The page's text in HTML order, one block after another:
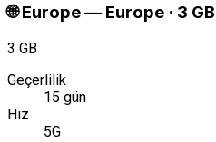
🌐 Europe— Europe · 3
3 GB
Geçerlilik
15 gün
Hız
5G